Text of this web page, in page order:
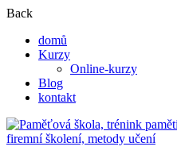
Back
domů
Kurzy
Online-kurzy
Blog
kontakt